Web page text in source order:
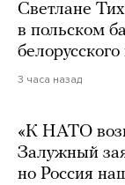
Светлане
в польском
3 часа назад
«К НАТО
Залужный
но Россия